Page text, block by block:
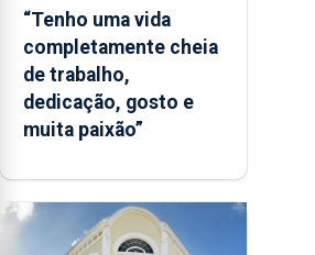
“Tenho uma vida
completamente cheia
de trabalho,
dedicação, gosto e
muita paixão”